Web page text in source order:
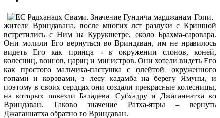
Гопи,
жители Вриндавана, после многих лет разлуки с Кришной
встретились с Ним на Курукшетре, около Брахма-саровара.
Они молили Его вернуться во Вриндаван, им не нравилось
видеть Его как принца - в окружении слонов, коней,
колесниц, воинов, цариц и министров. Они хотели видеть Его
как простого мальчика-пастушка с флейтой, окруженного
гопами и коровами, в лесу кадамба на берегу Ямуны, и
поэтому в своих сердцах они создали прекрасные колесницы,
на которых повезли Баладева, Субхадру и Джаганнатха во
Вриндаван. Таково значение Ратха-ятры – вернуть
Джаганнатха обратно во Вриндаван.